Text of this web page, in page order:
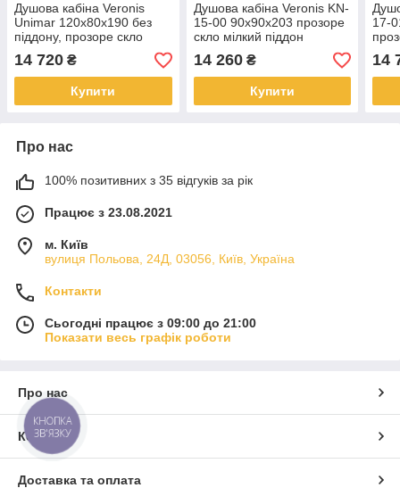
Душова кабіна Veronis
Unimar 120х80х190 без
піддону, прозоре скло
14 720 ₴
Купити
Душова кабіна Veronis KN-
15-00 90х90х203 прозоре
скло мілкий піддон
14 260₴
Купити
17-
14
Про нас
100% позитивних з 35 відгуків за рік
Працює з 23.08.2021
м. Київ
вулиця Польова, 24Д, 03056, Київ, Україна
Контакти
Сьогодні працює з 09:00 до 21:00
Показати весь графік роботи
Про нас
Контакти
Доставка та оплата
КНОПКА
ЗВ'ЯЗКУ